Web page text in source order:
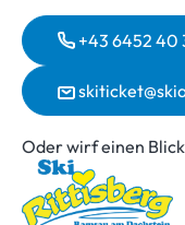
+43 6452 40
Oder wirf einen